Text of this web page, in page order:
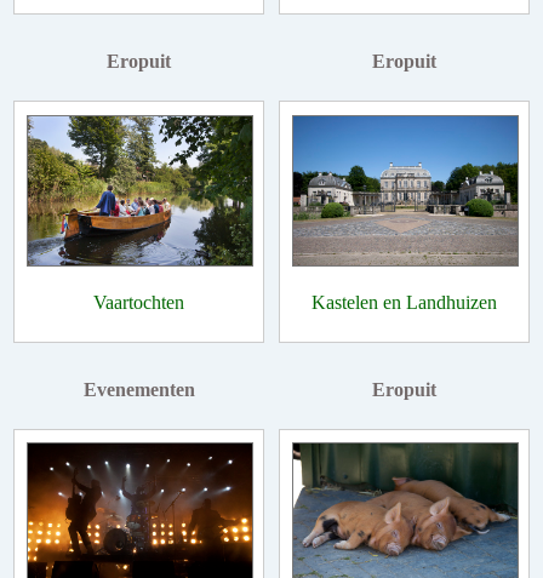
Eropuit
Vaartochten
Eropuit
Kastelen en Landhuizen
Evenementen Eropuit